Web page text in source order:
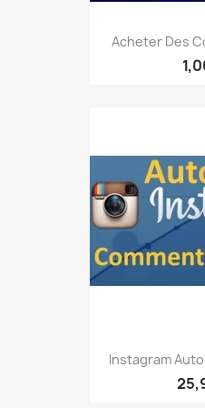
Acheter Des
Instagram